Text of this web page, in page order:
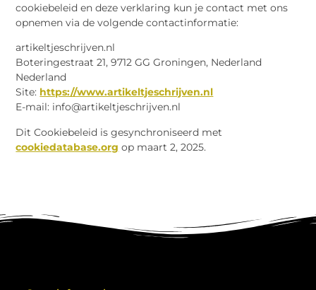
cookiebeleid en deze verklaring kun je contact met ons
opnemen via de volgende contactinformatie:
artikeltjeschrijven.nl
Boteringestraat 21, 9712 GG Groningen, Nederland
Nederland
Site: https://www.artikeltjeschrijven.nl
E-mail: info@artikeltjeschrijven.nl
Dit Cookiebeleid is gesynchroniseerd met
cookiedatabase.org op maart 2, 2025.